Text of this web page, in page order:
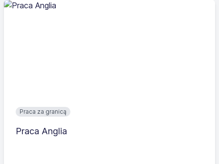
Praca za granicą
Praca Anglia